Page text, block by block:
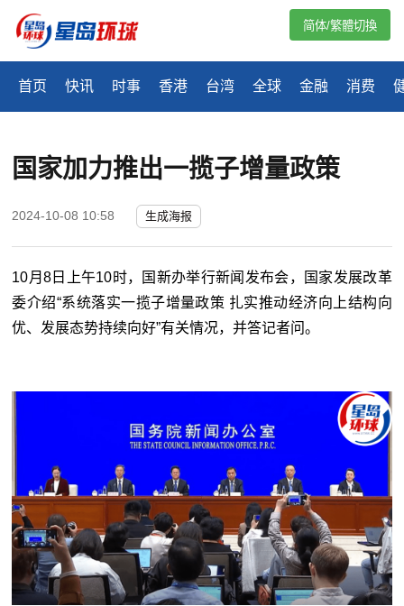
首页 快讯 时事 香港 台湾 全球 金融 消费
简体/繁體切換
国家加力推出一揽子增量政策
2024-10-08 10:58 生成海报
10月8日上午10时，国新办举行新闻发布会，国家发展改革
委介绍“系统落实一揽子增量政策 扎实推动经济向上结构向
优、发展态势持续向好”有关情况，并答记者问。